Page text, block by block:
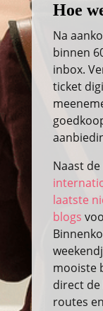
Hoe
Na
binnen
inbox.
ticket
Naast de
laatste
blogs
mooiste
direct de
routes